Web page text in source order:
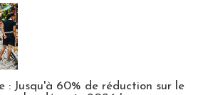
: Jusqu'à 60% de réduction sur le